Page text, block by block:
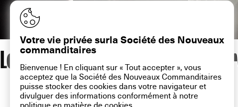
Les commanditaires du
contact@la-snc.org
Votre vie privée surla Société des Nouveaux
commanditaires
Bienvenue ! En cliquant sur « Tout accepter », vous
acceptez que la Société des Nouveaux Commanditaires
puisse stocker des cookies dans votre navigateur et
divulguer des informations conformément à notre